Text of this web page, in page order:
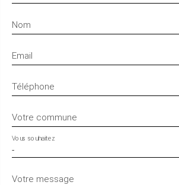
Nom
Email
Téléphone
Votre commune
-
Vous souhaitez
Votre message